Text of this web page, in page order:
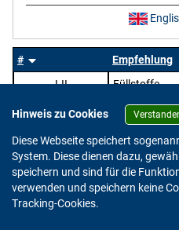
#
Empfehlung
LII
Füllstoffe
Hinweis zu Cookies
Diese Webseite speichert
System. Diese dienen dazu,
speichern und sind für die
verwenden und speichern keine
Tracking-Cookies.